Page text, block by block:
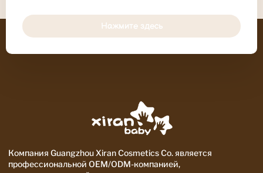
Нажмите здесь
Компания Guangzhou Xiran Cosmetics Co. является
профессиональной OEM/ODM-компанией,